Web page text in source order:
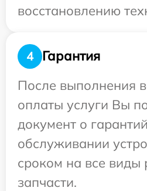
восстановлению
4
Гарантия
После выполнения
оплаты услуги Вы
документ о
обслуживании
сроком на все виды
запчасти.